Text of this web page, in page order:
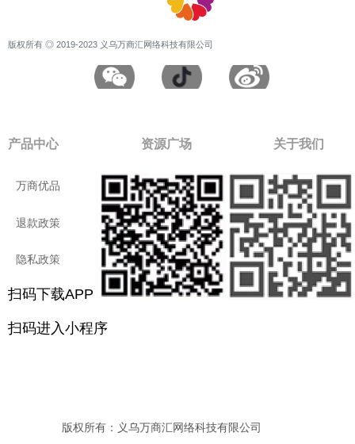
产品中心
万商优品
退款政策
隐私政策
付款方式
进口商品
用户手册
资源广场
公司介绍
联系我们
社会责任
关于我们
扫码下载APP
扫码进入小程序
版权所有：义乌万商汇网络科技有限公司
版权所有 ◎ 2019-2023 义乌万商汇网络科技有限公司